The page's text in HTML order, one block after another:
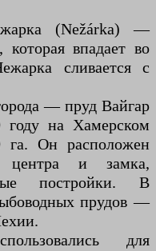
(Nežárka) —
впадает во
сливается с
— пруд Вайгар
году на Хамерском
Он расположен
центра и замка,
постройки. В
прудов —
для